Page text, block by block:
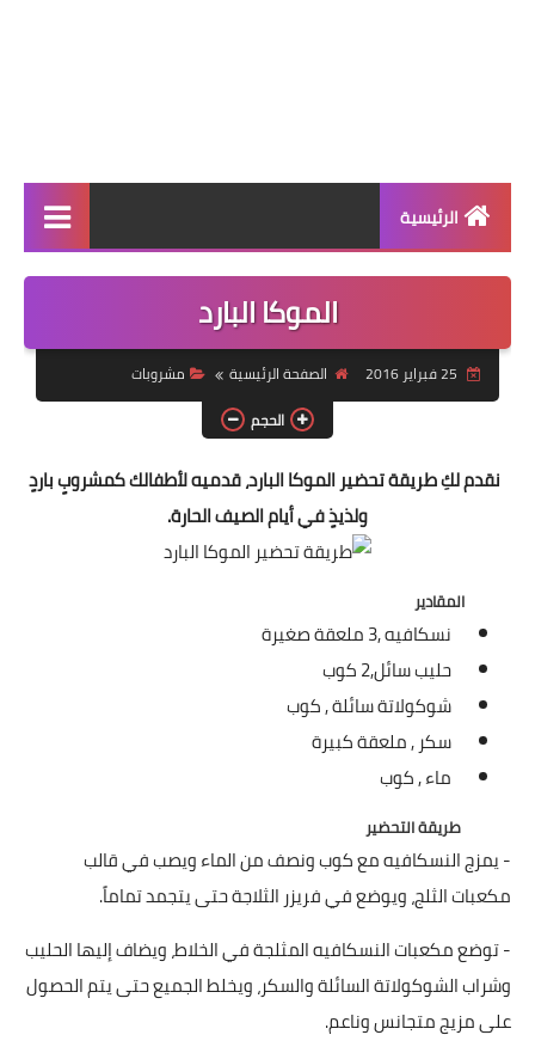
الرئيسية
الرئيسية
أطباق ووجبات
أطباق رئيسية
أطباق جانبية
مقبلات
شوربات
وصفات حصرية
الجمال والريجيم
الموكا البارد
الصفحة الرئيسية
مشروبات
الحجم
نقدم لكِ طريقة تحضير الموكا البارد، قدميه لأطفالك كمشروبٍ باردٍ
ولذيذٍ في أيام الصيف الحارة.
المقادير
نسكافيه ,3 ملعقة صغيرة
حليب سائل,2 كوب
شوكولاتة سائلة ,كوب
سكر ,ملعقة كبيرة
ماء ,كوب
طريقة التحضير
- يمزج النسكافيه مع كوب ونصف من الماء ويصب في قالب
مكعبات الثلج، ويوضع في فريزر الثلاجة حتى يتجمد تماماً.
- توضع مكعبات النسكافيه المثلجة في الخلاط، ويضاف إليها الحليب
وشراب الشوكولاتة السائلة والسكر، ويخلط الجميع حتى يتم الحصول
على مزيج متجانس وناعم.